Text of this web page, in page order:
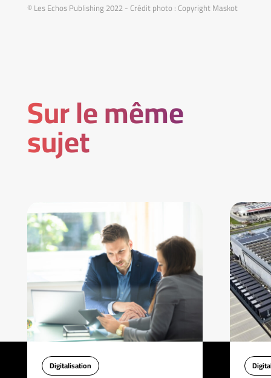
© Les Echos Publishing 2022 - Crédit photo : Copyright Maskot
Sur le même
sujet
Digitalisation